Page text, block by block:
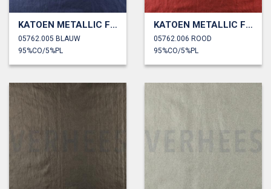
KATOEN METALLIC FOLIE
05762.005 BLAUW
95%CO/5%PL
KATOEN METALLIC FOLIE
05762.006 ROOD
95%CO/5%PL